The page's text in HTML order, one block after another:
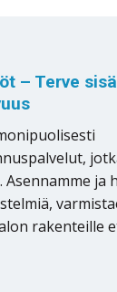
– Terve
Asennamme ja
rakenteille